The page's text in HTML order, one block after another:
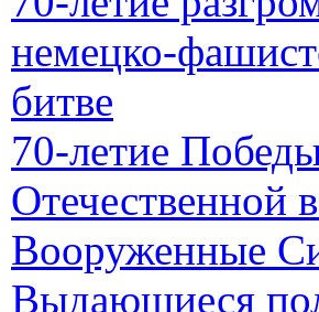
немецко-
битве
70-летие
Отечественной
Вооруженные
Выдающиеся